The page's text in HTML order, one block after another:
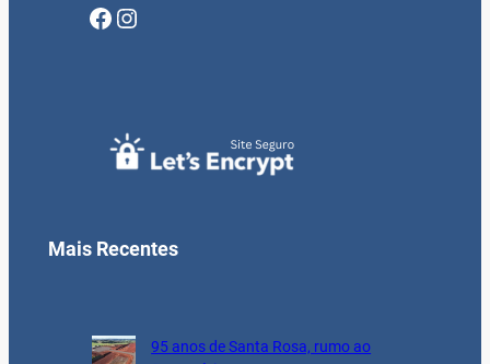
Facebook Instagram
Mais Recentes
95 anos de Santa Rosa, rumo ao